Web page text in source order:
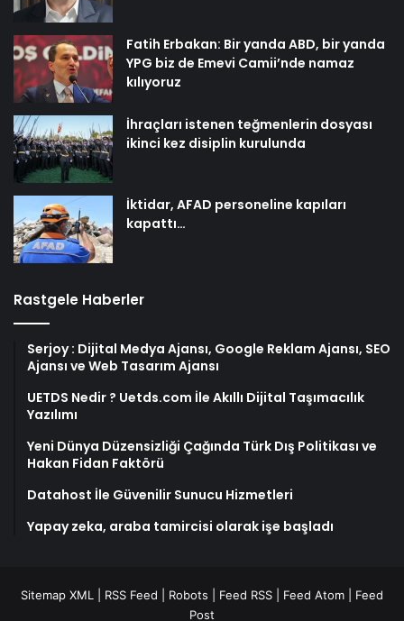
Fatih Erbakan: Bir yanda ABD, bir yanda
YPG biz de Emevi Camii’nde namaz
kılıyoruz
İhraçları istenen teğmenlerin dosyası
ikinci kez disiplin kurulunda
İktidar, AFAD personeline kapıları
kapattı…
Rastgele Haberler
Serjoy : Dijital Medya Ajansı, Google Reklam Ajansı, SEO
Ajansı ve Web Tasarım Ajansı
UETDS Nedir ? Uetds.com İle Akıllı Dijital Taşımacılık
Yazılımı
Yeni Dünya Düzensizliği Çağında Türk Dış Politikası ve
Hakan Fidan Faktörü
Datahost İle Güvenilir Sunucu Hizmetleri
Yapay zeka, araba tamircisi olarak işe başladı
Sitemap XML RSS Feed Robots Feed RSS Feed Atom
Feed
Post